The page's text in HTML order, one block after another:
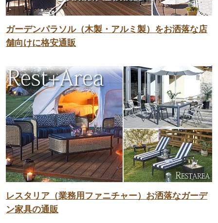
ガーデンパラソル（木製・アルミ製）をお洒落な店
舗向けに格安通販
レスタリア（業務用ファニチャー）お洒落なガーデ
ン家具の通販